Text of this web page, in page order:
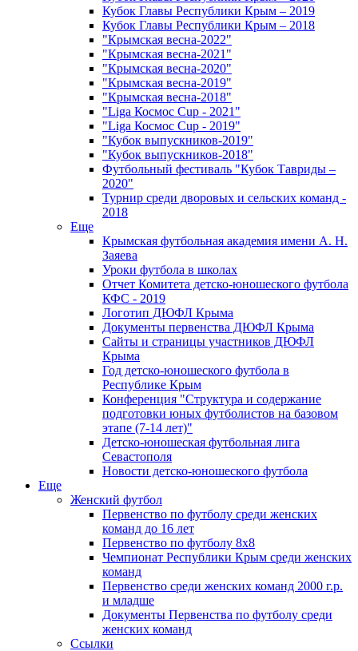
Кубок Главы Республики Крым – 2019
Кубок Главы Республики Крым – 2018
"Крымская весна-2022"
"Крымская весна-2021"
"Крымская весна-2020"
"Крымская весна-2019"
"Крымская весна-2018"
"Liga Космос Cup - 2021"
"Liga Космос Cup - 2019"
"Кубок выпускников-2019"
"Кубок выпускников-2018"
Футбольный фестиваль "Кубок Тавриды –
2020"
Турнир среди дворовых и сельских команд -
2018
Еще
Крымская футбольная академия имени А. Н.
Заяева
Уроки футбола в школах
Отчет Комитета детско-юношеского футбола
КФС - 2019
Логотип ДЮФЛ Крыма
Документы первенства ДЮФЛ Крыма
Сайты и страницы участников ДЮФЛ
Крыма
Год детско-юношеского футбола в
Республике Крым
Конференция "Структура и содержание
подготовки юных футболистов на базовом
этапе (7-14 лет)"
Детско-юношеская футбольная лига
Севастополя
Новости детско-юношеского футбола
Еще
Женский футбол
Первенство по футболу среди женских
команд до 16 лет
Первенство по футболу 8х8
Чемпионат Республики Крым среди женских
команд
Первенство среди женских команд 2000 г.р.
и младше
Документы Первенства по футболу среди
женских команд
Ссылки